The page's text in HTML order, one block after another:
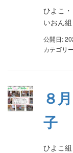
ひよこ
いおん組
公開日:
カテゴリ
８
子
ひよこ